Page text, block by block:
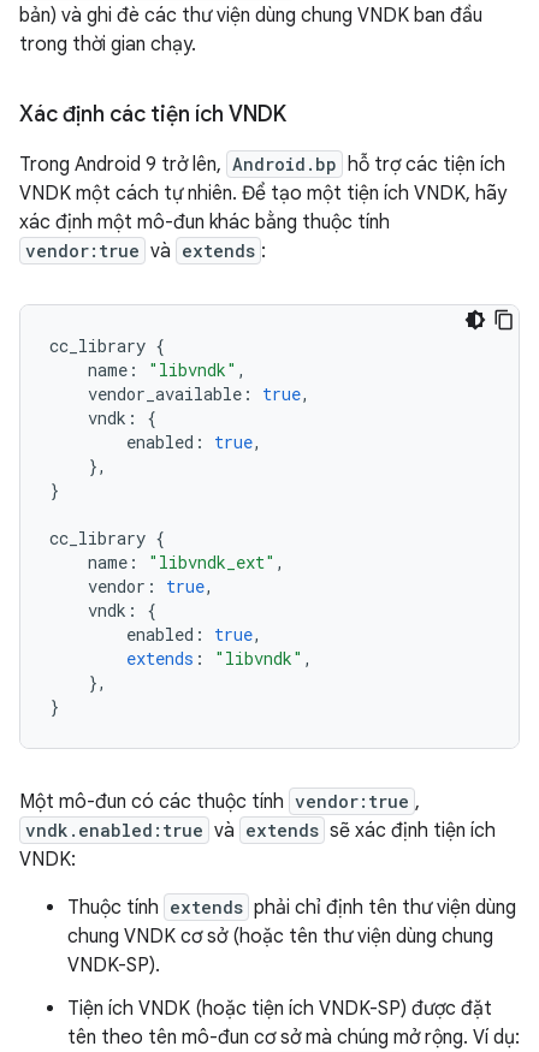
bản) và ghi đè các thư viện dùng chung VNDK ban đầu
trong thời gian chạy.
Xác định các tiện ích VNDK
Trong Android 9 trở lên, Android.bp
hỗ trợ các tiện ích
VNDK một cách tự nhiên. Để tạo một tiện ích VNDK, hãy
xác định một mô-đun khác bằng thuộc tính
vendor:true và extends :
cc_library {
name : "libvndk" ,
vendor_available : true,
vndk :
{
enabled : true,
},
}
cc_library {
name : "libvndk_ext" ,
vendor : true,
vndk :
{
enabled : true,
extends : "libvndk" ,
},
}
Một mô-đun có các thuộc tính vendor:true ,
vndk.enabled:true và extends sẽ xác định tiện ích
VNDK:
Thuộc tính extends phải chỉ định tên thư viện dùng
chung VNDK cơ sở (hoặc tên thư viện dùng chung
VNDK-SP).
Tiện ích VNDK (hoặc tiện ích VNDK-SP) được đặt
tên theo tên mô-đun cơ sở mà chúng mở rộng. Ví dụ: